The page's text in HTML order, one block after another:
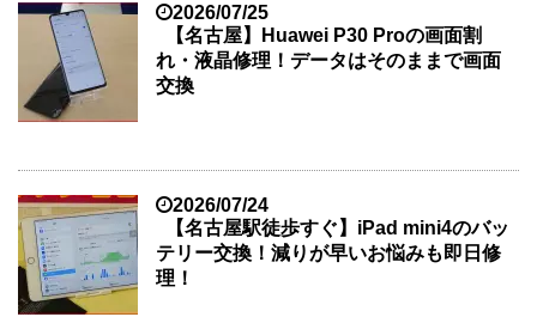
2026/07/25
【名古屋】Huawei P30 Proの画面割
れ・液晶修理！データはそのままで画面
交換
2026/07/24
【名古屋駅徒歩すぐ】iPad mini4のバッ
テリー交換！減りが早いお悩みも即日修
理！